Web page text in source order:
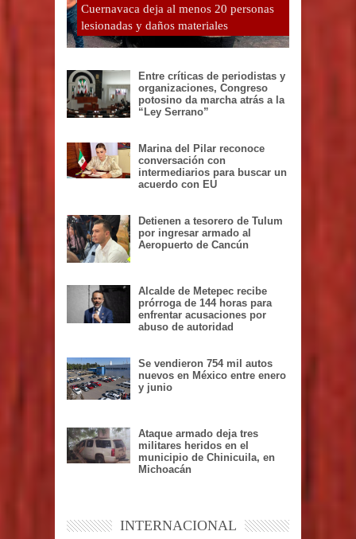
Cuernavaca deja al menos 20 personas
lesionadas y daños materiales
Entre críticas de periodistas y
organizaciones, Congreso
potosino da marcha atrás a la
“Ley Serrano”
Marina del Pilar reconoce
conversación con
intermediarios para buscar un
acuerdo con EU
Detienen a tesorero de Tulum
por ingresar armado al
Aeropuerto de Cancún
Alcalde de Metepec recibe
prórroga de 144 horas para
enfrentar acusaciones por
abuso de autoridad
Se vendieron 754 mil autos
nuevos en México entre enero
y junio
Ataque armado deja tres
militares heridos en el
municipio de Chinicuila, en
Michoacán
INTERNACIONAL